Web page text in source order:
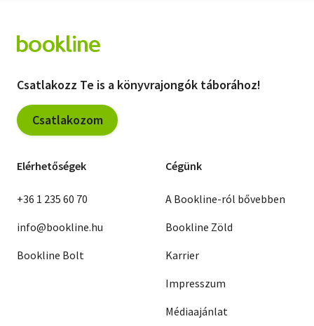
Csatlakozz Te is a könyvrajongók táborához!
Csatlakozom
Elérhetőségek
+36 1 235 60 70
info@bookline.hu
Bookline Bolt
Cégünk
A Bookline-ról bővebben
Bookline Zöld
Karrier
Impresszum
Médiaajánlat